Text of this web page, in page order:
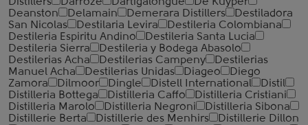
Deanston
Delamain Demerara Distillers
Destiladora
San Nicolas
Destilaria Levira
Destileria Colombiana
Destileria Espiritu Andino
Destileria Santa Lucia
Destileria Sierra
Destileria y Bodega Abasolo
Destilerias Acha
Destilerias Campeny
Destilerias
Manuel Acha
Destilerias Unidas Diageo
Diego
Zamora
Dilmoor Dingle Distell International
Distil
Distilleria Bottega
Distilleria Caffo
Distilleria Cristiani
Distilleria Marolo
Distilleria Negroni
Distilleria Sibona
Distillerie Berta
Distillerie des Menhirs
Distillerie Dillon